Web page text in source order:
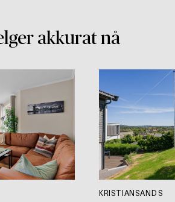
akkurat nå
KRISTIANSAND S